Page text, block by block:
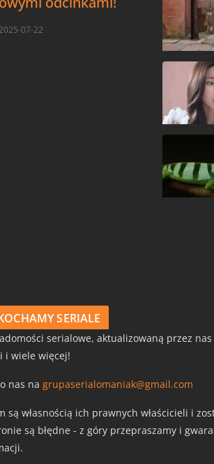
07-22
SERIALE
serialowe, aktualizowaną przez
i wiele więcej!
nas na grupaserialomaniak@gmail.com
własnością ich prawnych właścicieli i
są błędne - z góry przepraszamy i